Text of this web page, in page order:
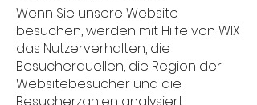
Wenn Sie unsere Website
besuchen, werden mit Hilfe von WIX
das Nutzerverhalten, die
Besucherquellen, die Region der
Websitebesucher und die